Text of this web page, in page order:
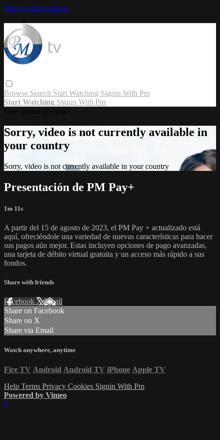
Skip to main content
Browse Search Start Watching Signin With Pm
Start Watching Signin With Pm
Sorry, video is not currently available in
your country
Sorry, video is not currently available in your country
Presentación de PM Pay+
1m 11s
A partir del 15 de agosto de 2023, el PM Pay + actualizado está
aquí, ofreciéndole una variedad de nuevas características para hacer
sus pagos aún mejor. Estas incluyen opciones de pago avanzadas,
una tarjeta de débito virtual gratuita y un acceso más rápido a sus
fondos.
Share with friends
Facebook XEmail
Share on Facebook
Share on X
Share via Email
Watch anywhere, anytime
Fire TV Android Android TV iPhone Apple TV
Help Terms Privacy Cookies Signin With Pm
Powered by Vimeo
×